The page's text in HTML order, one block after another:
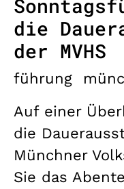
die
der MVHS
führung
Auf einer
die
Münchner
Sie das